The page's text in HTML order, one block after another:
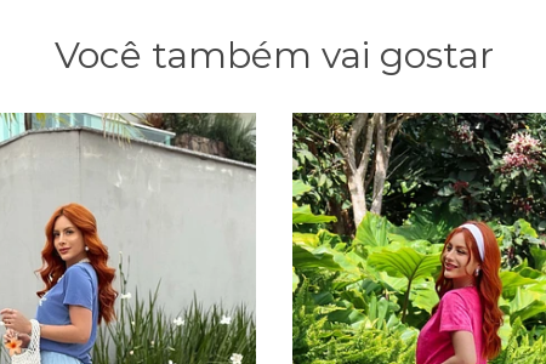
Você também vai gostar